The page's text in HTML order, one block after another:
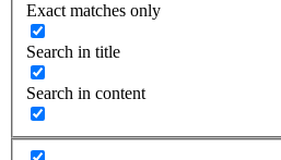
Exact matches only
Search in title
Search in content